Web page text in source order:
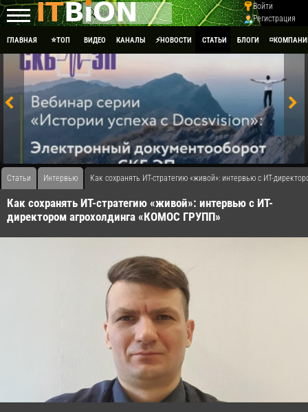
Войти
Регистрация
ГЛАВНАЯ ⭐ТОП ВИДЕО КАНАЛЫ ⚡НОВОСТИ СТАТЬИ БЛОГИ
Статьи Интервью Как сохранять ИТ-стратегию «живой»: интервью с ИТ-
Как сохранять ИТ-стратегию «живой»: интервью с ИТ-
директором агрохолдинга «КОМОС ГРУПП»